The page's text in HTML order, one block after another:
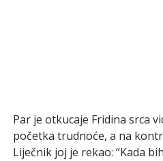
Par je otkucaje Fridina srca
početka trudnoće, a na
Liječnik joj je rekao: “Kada